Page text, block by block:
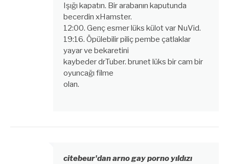
Işığı kapatın. Bir arabanın kaputunda
becerdin xHamster.
12:00. Genç esmer lüks külot var NuVid.
19:16. Öpülebilir piliç pembe çatlaklar
yayar ve bekaretini
kaybeder drTuber. brunet lüks bir cam bir
oyuncağı filme
olan.
citebeur'dan arno gay porno yıldızı